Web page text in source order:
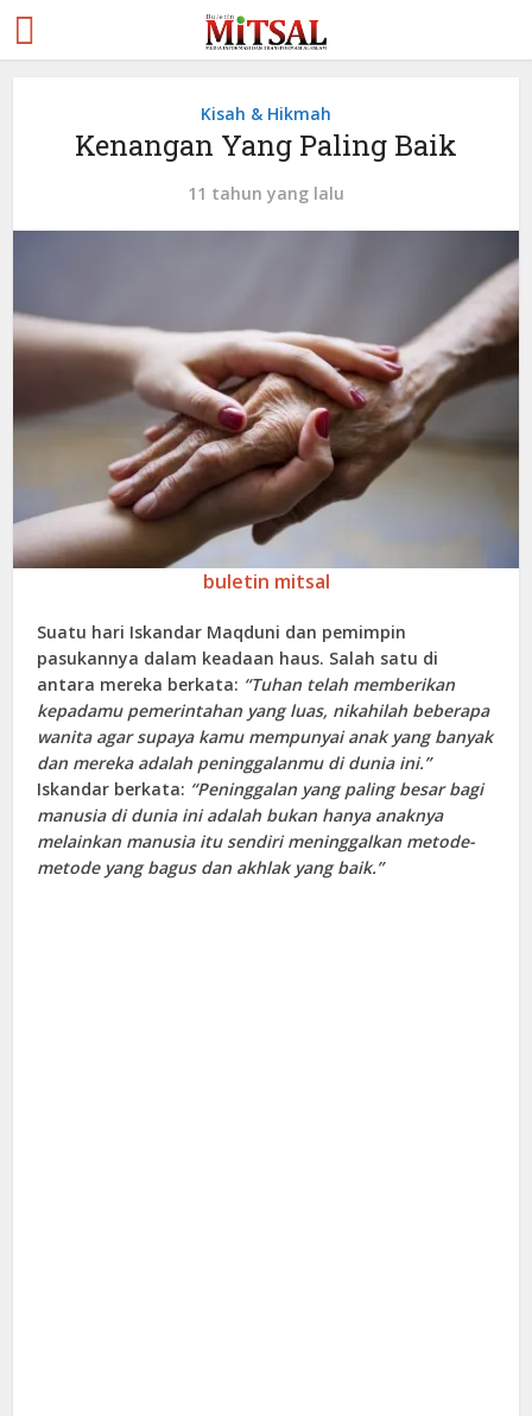
Kisah & Hikmah
Kenangan Yang Paling Baik
11 tahun yang lalu
buletin mitsal
Suatu hari Iskandar Maqduni dan pemimpin
pasukannya dalam keadaan haus. Salah satu di
antara mereka berkata: “Tuhan telah memberikan
kepadamu pemerintahan yang luas, nikahilah beberapa
wanita agar supaya kamu mempunyai anak yang banyak
dan mereka adalah peninggalanmu di dunia ini.”
Iskandar berkata: “Peninggalan yang paling besar bagi
manusia di dunia ini adalah bukan hanya anaknya
melainkan manusia itu sendiri meninggalkan metode-
metode yang bagus dan akhlak yang baik.”